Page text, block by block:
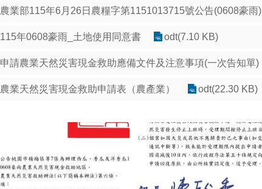
農業部115年6月26日農糧字第1151013715號公告(0608豪雨)
115年0608豪雨_土地使用同意書 odt(7.10 KB)
申請農業天然災害現金救助應備文件及注意事項(一次告知單)
農業天然災害現金救助申請表（農產業） odt(22.30 KB)